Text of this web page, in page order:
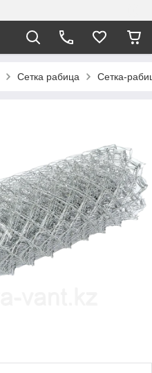
Сетка рабица Сетка-